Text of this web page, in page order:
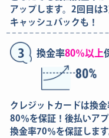
アップします。2回目は3
キャッシュバックも！
3 換金率80％以上
クレジットカードは換金
80％を保証！後払いア
換金率70％を保証します